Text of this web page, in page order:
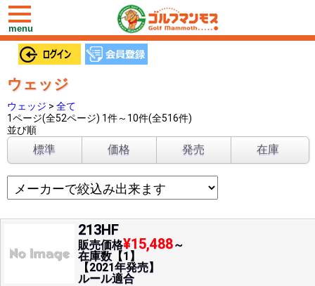
toggle
navigation
menu
ウェッジ
ウェッジ > 全て
1ページ(全52ページ) 1件～10件(全516件)
並び順
標準 価格 発売 在庫
213HF
販売価格¥15,488～
在庫数【1】
【2021年発売】
ルール適合